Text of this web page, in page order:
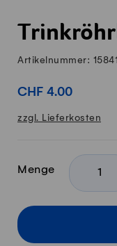
Artikelnummer:
CHF 4.00
zzgl. Lieferkosten
Menge